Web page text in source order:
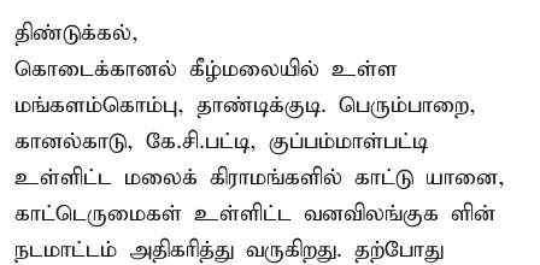
திண்டுக்கல்,
கொடைக்கானல் கீழ்மலையில் உள்ள
மங்களம்கொம்பு, தாண்டிக்குடி. பெரும்பாறை,
கானல்காடு, கே.சி.பட்டி, குப்பம்மாள்பட்டி
உள்ளிட்ட மலைக் கிராமங்களில் காட்டு யானை,
காட்டெருமைகள் உள்ளிட்ட வனவிலங்குக ளின்
நடமாட்டம் அதிகரித்து வருகிறது. தற்போது